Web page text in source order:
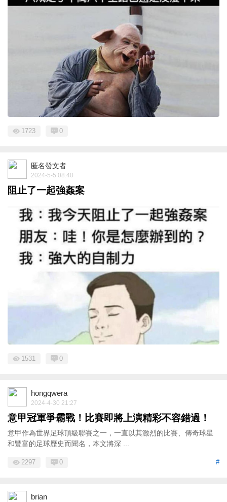
1723 0
匿名發文者
2024-5-5 08:40
阻止了一起強姦案
1531 0
hongqwera
2024-4-30 21:27
意甲冠軍爭霸戰！比賽即將上演精彩不容錯過！
意甲作為世界足球頂級聯賽之一，一直以其激烈的比賽、傳奇球星
和豐富的足球歷史而聞名，本文將深 ...
#
2297 0
brian